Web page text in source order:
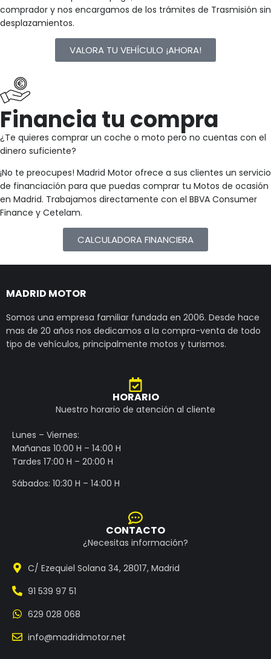
comprador y nos encargamos de los trámites de Trasmisión sin
desplazamientos.
VALORA TU VEHÍCULO ¡AHORA!
Financia tu compra
¿Te quieres comprar un coche o moto pero no cuentas con el
dinero suficiente?
¡No te preocupes! Madrid Motor ofrece a sus clientes un servicio
de financiación para que puedas comprar tu Motos de ocasión
en Madrid. Trabajamos directamente con el BBVA Consumer
Finance y Cetelam.
CALCULADORA FINANCIERA
MADRID MOTOR
Somos una empresa familiar fundada en 2006. Desde hace
mas de 20 años nos dedicamos a la compra-venta de todo
tipo de vehículos, principalmente motos y turismos.
HORARIO
Nuestro horario de atención al cliente
Lunes – Viernes:
Mañanas 10:00 H – 14:00 H
Tardes 17:00 H – 20:00 H
Sábados: 10:30 H – 14:00 H
CONTACTO
¿Necesitas información?
C/ Ezequiel Solana 34, 28017, Madrid
91 539 97 51
629 028 068
info@madridmotor.net